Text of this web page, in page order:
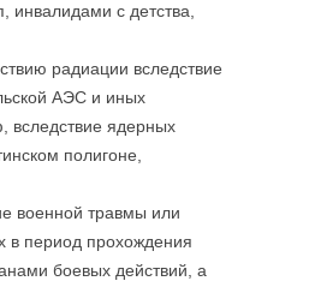
с детства,
радиации вследствие
АЭС и иных
вследствие ядерных
полигоне,
военной травмы или
в период прохождения
боевых действий, а